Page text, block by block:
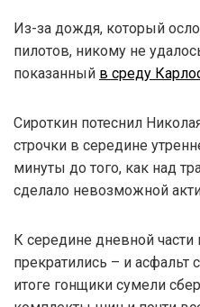
Из-за дождя, который
пилотов, никому не
показанный в среду
Сироткин потеснил
строчки в середине
минуты до того, как над
сделало невозможной
К середине дневной
прекратились – и асфальт
итоге гонщики сумели